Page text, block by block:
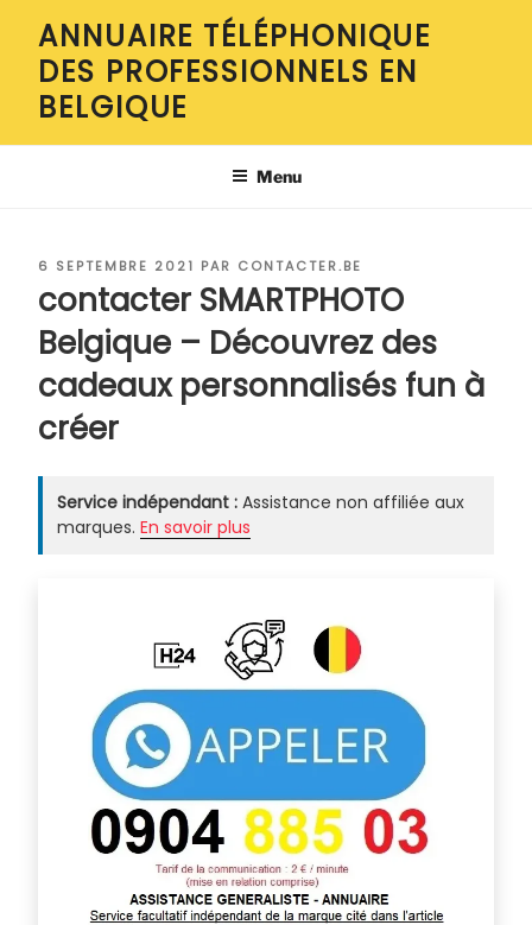
contenu
principal
ANNUAIRE TÉLÉPHONIQUE
DES PROFESSIONNELS EN
BELGIQUE
Menu
PUBLIÉ
6 SEPTEMBRE 2021 PAR CONTACTER.BE
contacter SMARTPHOTO
Belgique – Découvrez des
cadeaux personnalisés fun à
créer
Service indépendant : Assistance non affiliée aux
marques. En savoir plus